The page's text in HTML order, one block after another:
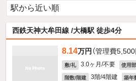
西鉄天神大牟田線 /大橋駅 徒歩4分
8.14万円 （管理費5,500
敷/礼 3.0ヶ月/不要 使用
階数/階建 3階/4階建 築年